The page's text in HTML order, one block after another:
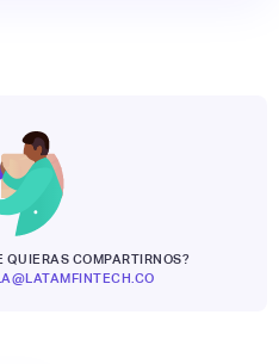
COMPARTIRNOS?